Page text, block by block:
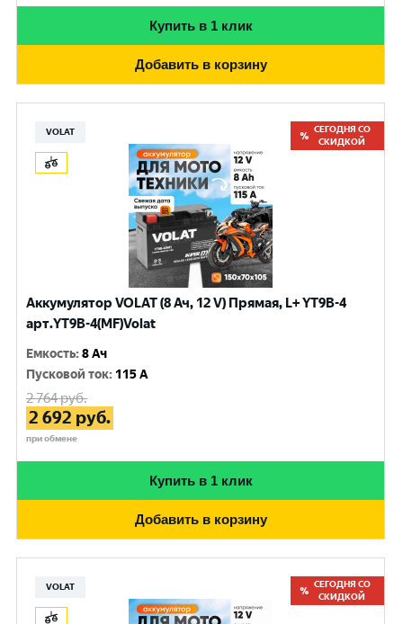
Купить в 1 клик
Добавить в корзину
VOLAT
СЕГОДНЯ СО
СКИДКОЙ
Аккумулятор VOLAT (8 Ач, 12 V) Прямая, L+ YT9B-4
арт.YT9B-4(MF)Volat
Емкость:8 Ач
Пусковой ток: 115 A
2 764руб.
2 692 руб.
при обмене
Купить в 1 клик
Добавить в корзину
VOLAT
СЕГОДНЯ СО
СКИДКОЙ